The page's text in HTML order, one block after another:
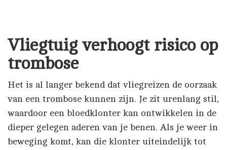
Vliegtuig verhoogt risico op
trombose
Het is al langer bekend dat vliegreizen de oorzaak
van een trombose kunnen zijn. Je zit urenlang stil,
waardoor een bloedklonter kan ontwikkelen in de
dieper gelegen aderen van je benen. Als je weer in
beweging komt, kan die klonter uiteindelijk tot